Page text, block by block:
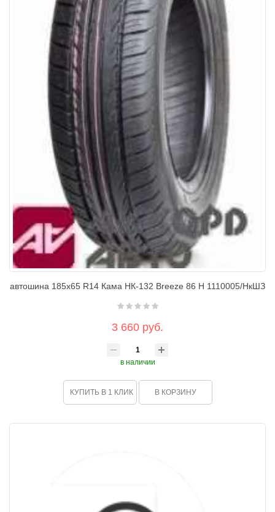
автошина 185х65 R14 Кама НК-132 Breeze 86 H 1110005/НкШЗ
3 660 руб.
в наличии
КУПИТЬ В 1 КЛИК В КОРЗИНУ